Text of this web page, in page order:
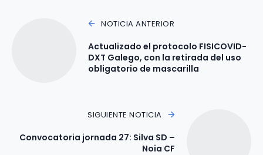
NOTICIA ANTERIOR
Actualizado el protocolo FISICOVID-
DXT Galego, con la retirada del uso
obligatorio de mascarilla
SIGUIENTE NOTICIA
Convocatoria jornada 27: Silva SD –
Noia CF